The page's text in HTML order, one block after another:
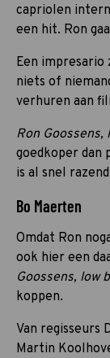
capriolen
een hit. Ron
Een impresario
niets of
verhuren aan
Ron
goedkoper dan
is al snel
Bo Maerten
Omdat Ron
ook hier een
Goossens, low
koppen.
Van regisseurs
Martin